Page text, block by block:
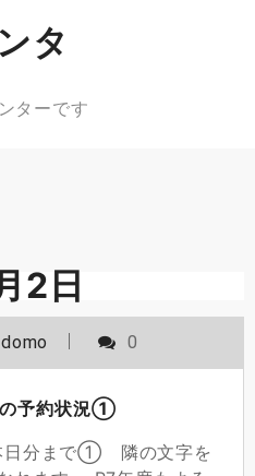
タ
ターです
2日
0
の予約状況①
日分まで① 隣の文字を